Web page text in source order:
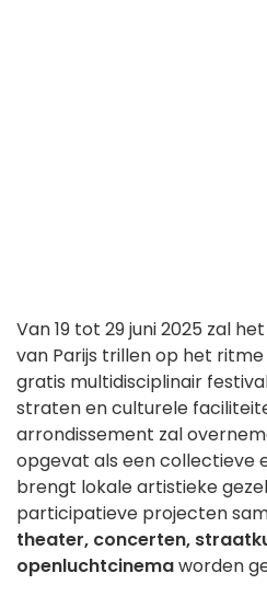
Van 19 tot 29 juni 2025 zal het
van Parijs trillen op het
gratis multidisciplinair
straten en culturele
arrondissement zal
opgevat als een collectieve
brengt lokale artistieke
participatieve projecten
theater, concerten,
openluchtcinemaworden